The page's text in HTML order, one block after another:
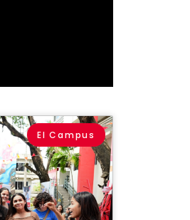
El Campus